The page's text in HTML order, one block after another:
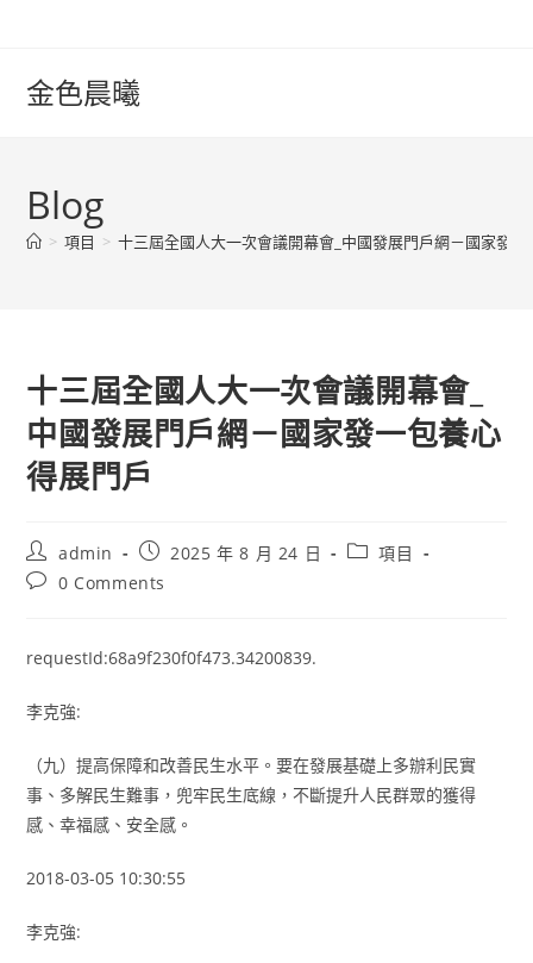
content金色晨曦
Blog
> 項目 > 十三屆全國人大一次會議開幕會_中國發展門戶網－國家發
十三屆全國人大一次會議開幕會_
中國發展門戶網－國家發一包養心
得展門戶
Post
author:
admin
Post
published:
2025 年 8 月 24 日
Post項目
Post0 Comments
requestId:68a9f230f0f473.34200839.
李克強:
（九）提高保障和改善民生水平。要在發展基礎上多辦利民實
事、多解民生難事，兜牢民生底線，不斷提升人民群眾的獲得
感、幸福感、安全感。
2018-03-05 10:30:55
李克強: